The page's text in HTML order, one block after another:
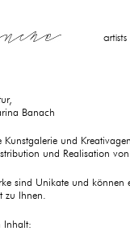
artists
Banach
und
und Realisation
sind Unikate und können
zu Ihnen.
Inhalt: